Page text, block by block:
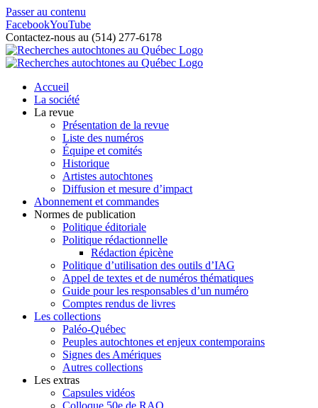
Passer au contenu
FacebookYouTube
Contactez-nous au (514) 277-6178
Accueil
La société
La revue
Présentation de la revue
Liste des numéros
Équipe et comités
Historique
Artistes autochtones
Diffusion et mesure d’impact
Abonnement et commandes
Normes de publication
Politique éditoriale
Politique rédactionnelle
Rédaction épicène
Politique d’utilisation des outils d’IAG
Appel de textes et de numéros thématiques
Guide pour les responsables d’un numéro
Comptes rendus de livres
Les collections
Paléo-Québec
Peuples autochtones et enjeux contemporains
Signes des Amériques
Autres collections
Les extras
Capsules vidéos
Colloque 50e de RAQ